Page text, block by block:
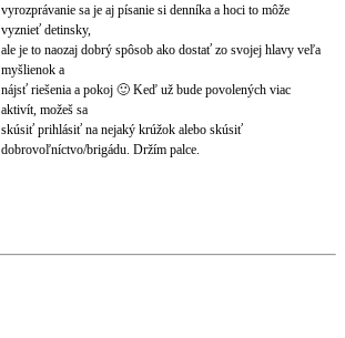
vyrozprávanie sa je aj písanie si denníka a hoci to môže
vyznieť detinsky,
ale je to naozaj dobrý spôsob ako dostať zo svojej hlavy veľa
myšlienok a
nájsť riešenia a pokoj 🙂 Keď už bude povolených viac
aktivít, možeš sa
skúsiť prihlásiť na nejaký krúžok alebo skúsiť
dobrovoľníctvo/bri­gádu. Držím palce.